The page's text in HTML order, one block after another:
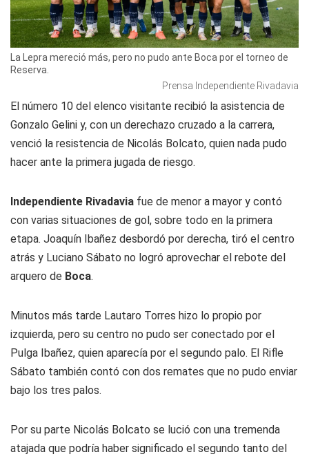
La Lepra mereció más, pero no pudo ante Boca por el torneo de
Reserva.
Prensa Independiente Rivadavia
El número 10 del elenco visitante recibió la asistencia de
Gonzalo Gelini y, con un derechazo cruzado a la carrera,
venció la resistencia de Nicolás Bolcato, quien nada pudo
hacer ante la primera jugada de riesgo.
Independiente Rivadavia fue de menor a mayor y contó
con varias situaciones de gol, sobre todo en la primera
etapa. Joaquín Ibañez desbordó por derecha, tiró el centro
atrás y Luciano Sábato no logró aprovechar el rebote del
arquero de Boca.
Minutos más tarde Lautaro Torres hizo lo propio por
izquierda, pero su centro no pudo ser conectado por el
Pulga Ibañez, quien aparecía por el segundo palo. El Rifle
Sábato también contó con dos remates que no pudo enviar
bajo los tres palos.
Por su parte Nicolás Bolcato se lució con una tremenda
atajada que podría haber significado el segundo tanto del